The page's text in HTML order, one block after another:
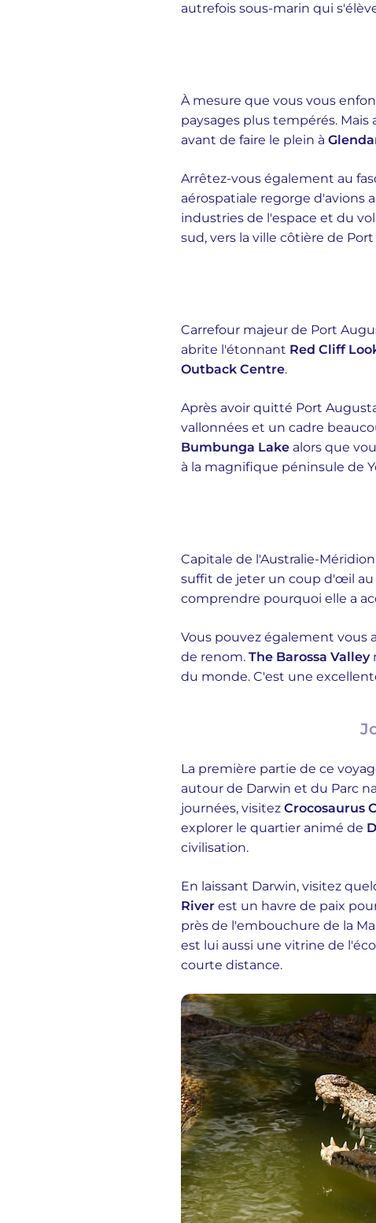
autrefois sous-marin qui
À mesure que vous vous
paysages plus tempérés. Mais
avant de faire le plein à
Arrêtez-vous également au
aérospatiale regorge d'avions
industries de l'espace et du
sud, vers la ville côtière de
Carrefour majeur de Port
abrite l'étonnant Red Cliff
Outback Centre.
Après avoir quitté Port
vallonnées et un cadre
Bumbunga Lake alors que
à la magnifique péninsule de
Capitale de l'Australie-
suffit de jeter un coup d'œil au
comprendre pourquoi elle a
Vous pouvez également vous
de renom. The Barossa Valley
du monde. C'est une
La première partie de ce
autour de Darwin et du Parc
journées, visitez Crocosaurus
explorer le quartier animé de
civilisation.
En laissant Darwin, visitez
River est un havre de paix
près de l'embouchure de la
est lui aussi une vitrine de
courte distance.